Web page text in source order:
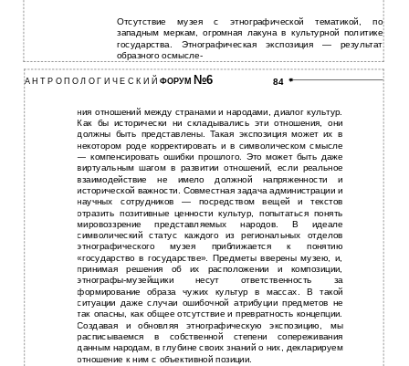
Отсутствие музея c этнографической тематикой, по
западным меркам, огромная лакуна в культурной политике
государства. Этнографическая экспозиция — результат
образного осмысле-
А Н Т Р О П О Л О Г И Ч Е С К И ЙФОРУМ №6 84
ния отношений между странами и народами, диалог культур.
Как бы исторически ни складывались эти отношения, они
должны быть представлены. Такая экспозиция может их в
некотором роде корректировать и в символическом смысле
— компенсировать ошибки прошлого. Это может быть даже
виртуальным шагом в развитии отношений, если реальное
взаимодействие не имело должной напряженности и
исторической важности. Совместная задача администрации и
научных сотрудников — посредством вещей и текстов
отразить позитивные ценности культур, попытаться понять
мировоззрение представляемых народов. В идеале
символический статус каждого из региональных отделов
этнографического музея приближается к понятию
«государство в государстве». Предметы вверены музею, и,
принимая решения об их расположении и композиции,
этнографы-музейщики несут ответственность за
формирование образа чужих культур в массах. В такой
ситуации даже случаи ошибочной атрибуции предметов не
так опасны, как общее отсутствие и превратность концепции.
Создавая и обновляя этнографическую экспозицию, мы
расписываемся в собственной степени сопереживания
данным народам, в глубине своих знаний о них, декларируем
отношение к ним с объективной позиции.